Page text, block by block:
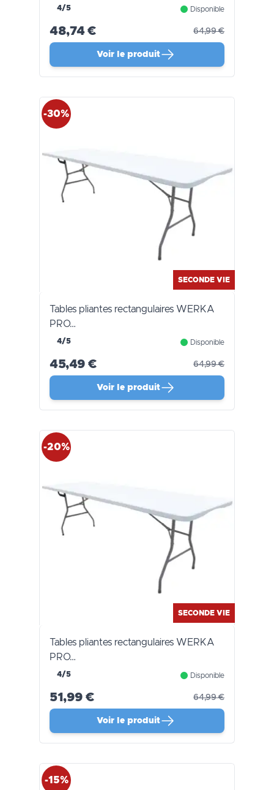
4/5 Disponible
48,74 € 64,99 €
Voir le produit
-30%
SECONDE VIE
Tables pliantes rectangulaires WERKA
PRO…
4/5 Disponible
45,49 € 64,99 €
Voir le produit
-20%
SECONDE VIE
Tables pliantes rectangulaires WERKA
PRO…
4/5 Disponible
51,99 € 64,99 €
Voir le produit
-15%